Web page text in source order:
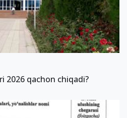
2026 qachon chiqadi?